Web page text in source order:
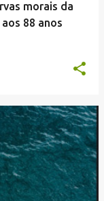
morais da
88 anos